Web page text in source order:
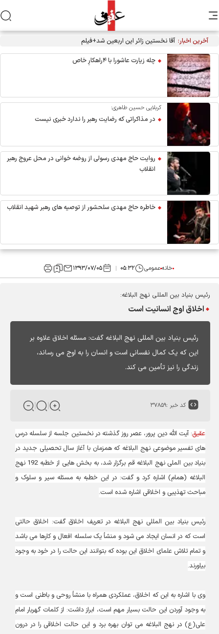
آخرین اخبار: آقا نخستین زائر این اربعین شد+فیلم
چله زیارت عاشورا با ۴راهکارِ خاص
کربلایی حسین طاهری:
در مذاکراتی که رضایت رهبر را ندارد خبری نیست
روایت حاج مهدی رسولی از روضه خوانی در محل عروج رهبر
انقلاب
خاطره حاج مهدی سلحشور از توصیه های رهبر شهید انقلاب
خانهعمومی ۰۵:۳۲ ۱۳۹۳/۰۷/۰۵
رئیس بنیاد بین المللی نهج البلاغه:
اخلاق اوج انسانیت است
رئیس بنیاد بین المللی نهج البلاغه گفت: مسئله اخلاق علاوه بر
این که یک کمال نفسانی است و انسان را به اوج می رساند،
زندگی را نیز تأمین می کند.
کد خبر :۳۷۸۵۹
عقیق: آیت الله دین پرور، عصر روز گذشته در نخستین جلسه از سلسله درس
های تفسیر موضوعی نهج البلاغه که همزمان با آغاز سال تحصیلی جدید در
بنیاد بین الملی نهج البلاغه قم برگزار شد، به بخش هایی از خطبه 192 نهج
البلاغه (همام) اشاره کرد و گفت: در این خطبه به مسئله سیر و سلوک و
مباحث تهذیبی و اخلاقی اشاره شده است.
رئیس بنیاد بین المللی نهج البلاغه در تعریف اخلاق گفت: اخلاق حالتی
است که در انسان ایجاد می شود و منشأ یک سلسله افعال و کارها می باشد
و تمام تلاش علمای اخلاق این بوده که بتوانند این حالت را در خود به وجود
بیاورند.
وی با اشاره به این که اخلاق، عملکردی همراه با منشأ روحی و باطنی است و
به وجود آوردن این حالت بسیار مهم است، ابراز داشت: از کلمات گهربار امام
علی(ع) در نهج البلاغه می توان بهره برد و این حالت اخلاقی را در درون